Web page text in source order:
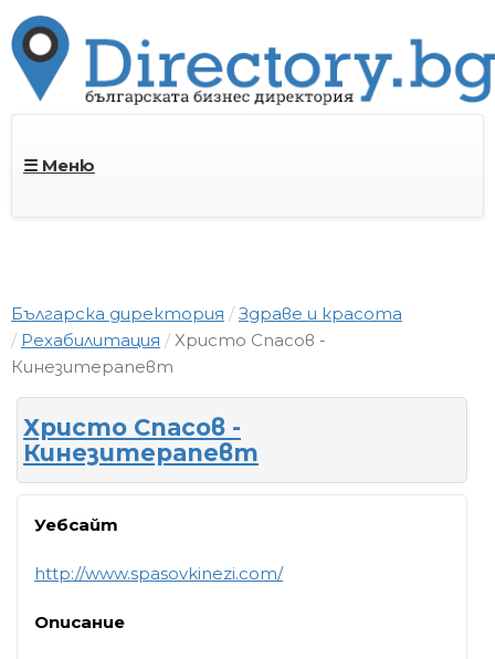
☰ Меню
Българска директория
Здраве и красота
Рехабилитация
Христо Спасов -
Кинезитерапевт
Христо Спасов -
Кинезитерапевт
Уебсайт
http://www.spasovkinezi.com/
Описание